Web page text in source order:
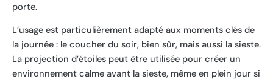
porte.
L’usage est particulièrement adapté aux moments clés de
la journée : le coucher du soir, bien sûr, mais aussi la sieste.
La projection d’étoiles peut être utilisée pour créer un
environnement calme avant la sieste, même en plein jour si